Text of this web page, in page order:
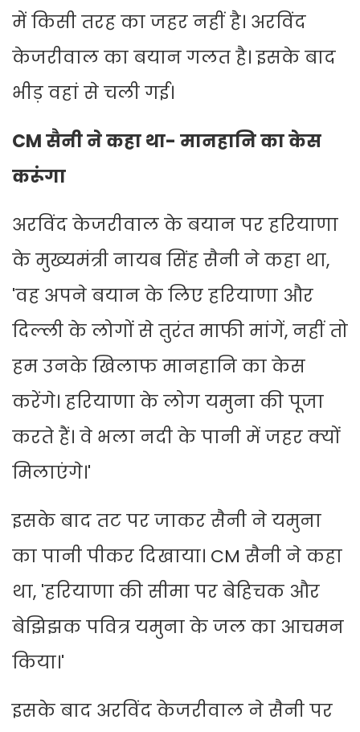
में किसी तरह का जहर नहीं है। अरविंद
केजरीवाल का बयान गलत है। इसके बाद
भीड़ वहां से चली गई।
CM सैनी ने कहा था- मानहानि का केस
करूंगा
अरविंद केजरीवाल के बयान पर हरियाणा
के मुख्यमंत्री नायब सिंह सैनी ने कहा था,
'वह अपने बयान के लिए हरियाणा और
दिल्ली के लोगों से तुरंत माफी मांगें, नहीं तो
हम उनके खिलाफ मानहानि का केस
करेंगे। हरियाणा के लोग यमुना की पूजा
करते हैं। वे भला नदी के पानी में जहर क्यों
मिलाएंगे।'
इसके बाद तट पर जाकर सैनी ने यमुना
का पानी पीकर दिखाया। CM सैनी ने कहा
था, 'हरियाणा की सीमा पर बेहिचक और
बेझिझक पवित्र यमुना के जल का आचमन
किया।'
इसके बाद अरविंद केजरीवाल ने सैनी पर